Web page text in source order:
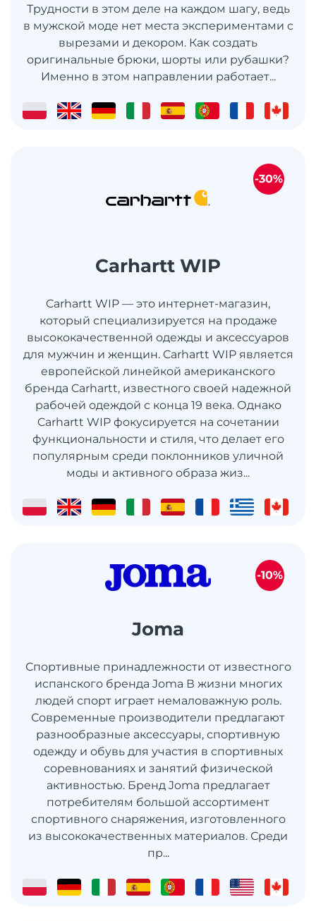
Трудности в этом деле на каждом шагу, ведь
в мужской моде нет места экспериментами с
вырезами и декором. Как создать
оригинальные брюки, шорты или рубашки?
Именно в этом направлении работает...
Carhartt WIP
Carhartt WIP — это интернет-магазин,
который специализируется на продаже
высококачественной одежды и аксессуаров
для мужчин и женщин. Carhartt WIP является
европейской линейкой американского
бренда Carhartt, известного своей надежной
рабочей одеждой с конца 19 века. Однако
Carhartt WIP фокусируется на сочетании
функциональности и стиля, что делает его
популярным среди поклонников уличной
моды и активного образа жиз...
-30%
Joma
Спортивные принадлежности от известного
испанского бренда Joma В жизни многих
людей спорт играет немаловажную роль.
Современные производители предлагают
разнообразные аксессуары, спортивную
одежду и обувь для участия в спортивных
соревнованиях и занятий физической
активностью. Бренд Joma предлагает
потребителям большой ассортимент
спортивного снаряжения, изготовленного
из высококачественных материалов. Среди
пр...
-10%